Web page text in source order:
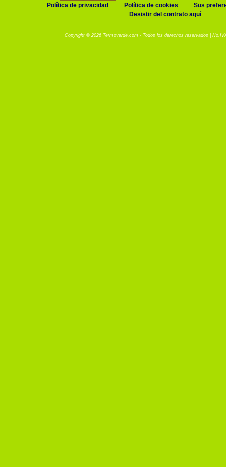
Política de privacidad
Política de cookies
Sus
Desistir del contrato aquí
Copyright © 2026 Termoverde.com - Todos los derechos reservados |